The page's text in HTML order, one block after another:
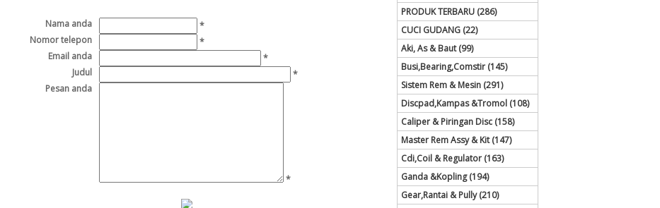
Nama anda
*
Nomor telepon
*
Email anda
*
Judul
*
Pesan anda
*
PRODUK TERBARU (286)
CUCI GUDANG (22)
Aki, As & Baut (99)
Busi,Bearing,Comstir (145)
Sistem Rem & Mesin (291)
Discpad,Kampas &Tromol (108)
Caliper & Piringan Disc (158)
Master Rem Assy & Kit (147)
Cdi,Coil & Regulator (163)
Ganda &Kopling (194)
Gear,Rantai & Pully (210)